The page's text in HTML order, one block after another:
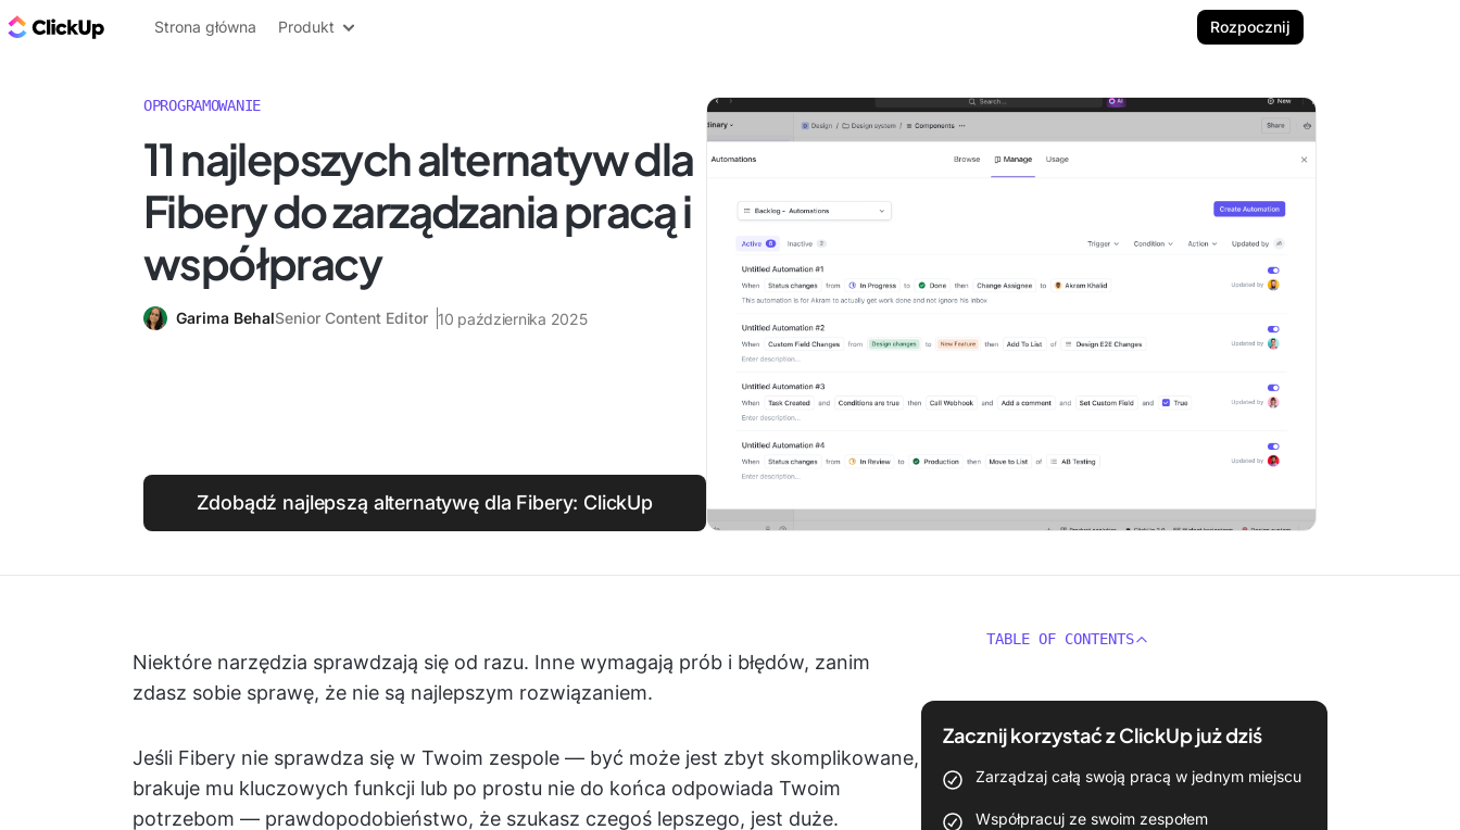
ClickUp Blog
Strona główna Produkt Rozpocznij
OPROGRAMOWANIE
11 najlepszych alternatyw dla
Fibery do zarządzania pracą i
współpracy
Garima BehalSenior Content Editor 10 października 2025
Zdobądź najlepszą alternatywę dla Fibery: ClickUp
Niektóre narzędzia sprawdzają się od razu. Inne wymagają prób i błędów, zanim
zdasz sobie sprawę, że nie są najlepszym rozwiązaniem.
Jeśli Fibery nie sprawdza się w Twoim zespole — być może jest zbyt skomplikowane,
brakuje mu kluczowych funkcji lub po prostu nie do końca odpowiada Twoim
potrzebom — prawdopodobieństwo, że szukasz czegoś lepszego, jest duże.
TABLE OF CONTENTS
Zacznij korzystać z ClickUp już dziś
Zarządzaj całą swoją pracą w jednym miejscu
Współpracuj ze swoim zespołem